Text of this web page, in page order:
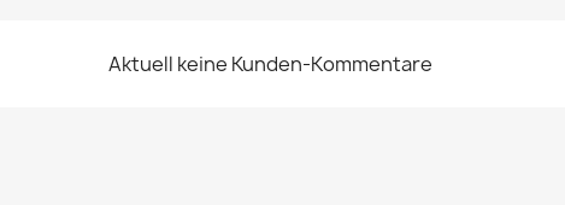
Aktuell keine Kunden-Kommentare